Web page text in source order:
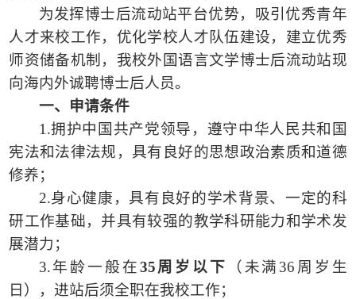
为发挥博士后流动站平台优势，吸引优秀青年
人才来校工作，优化学校人才队伍建设，建立优秀
师资储备机制，我校外国语言文学博士后流动站现
向海内外诚聘博士后人员。
一、申请条件
1.拥护中国共产党领导，遵守中华人民共和国
宪法和法律法规，具有良好的思想政治素质和道德
修养；
2.身心健康，具有良好的学术背景、一定的科
研工作基础，并具有较强的教学科研能力和学术发
展潜力；
3.年龄一般在35周岁以下 （未满 36周岁生
日），进站后须全职在我校工作；